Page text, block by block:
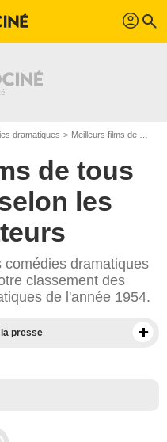
profil search
dramatiques Meilleurs films de 1954
de tous
les
dramatiques
classement des
de l'année 1954.
presse